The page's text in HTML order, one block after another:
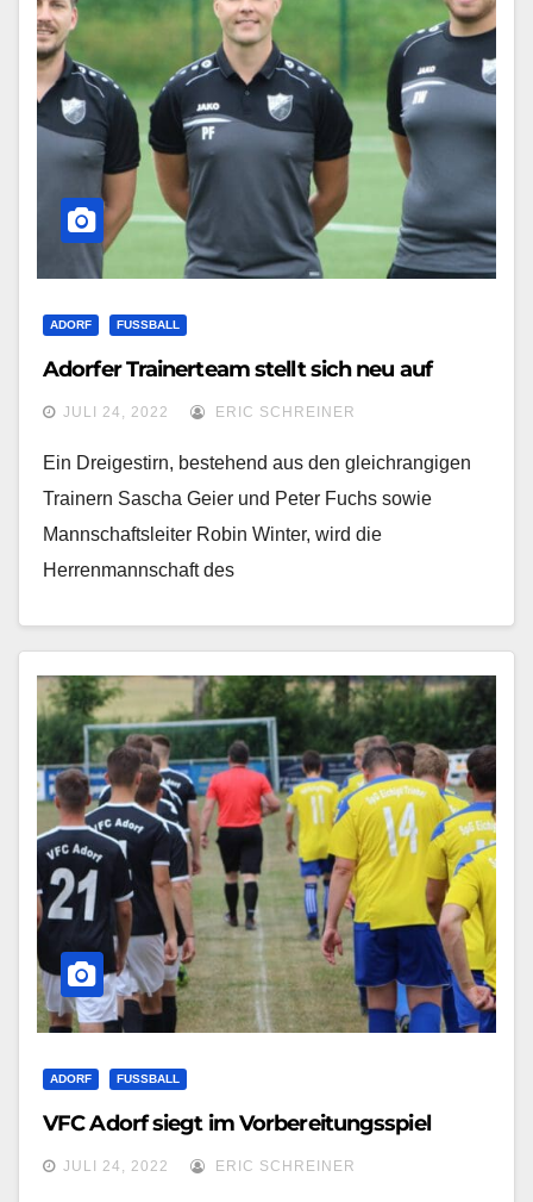
ADORF FUSSBALL
Adorfer Trainerteam stellt sich neu auf
JULI 24, 2022 ERIC SCHREINER
Ein Dreigestirn, bestehend aus den gleichrangigen
Trainern Sascha Geier und Peter Fuchs sowie
Mannschaftsleiter Robin Winter, wird die
Herrenmannschaft des
ADORF FUSSBALL
VFC Adorf siegt im Vorbereitungsspiel
JULI 24, 2022 ERIC SCHREINER